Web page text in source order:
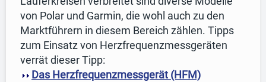
von Polar und Garmin, die wohl auch zu den
Marktführern in diesem Bereich zählen. Tipps
zum Einsatz von Herzfrequenzmessgeräten
verrät dieser Tipp:
Das Herzfrequenzmessgerät (HFM)